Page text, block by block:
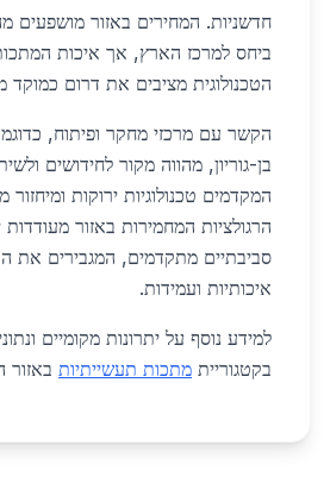
חדשניות. המחירים באזור מושפעים
ביחס למרכז הארץ, אך איכות
הטכנולוגית מציבים את דרום
הקשר עם מרכזי מחקר ופיתוח,
בן-גוריון, מהווה מקור לחידושים
המקדמים טכנולוגיות ירוקות
הרגולציות המחמירות באזור מעודדות
סביבתיים מתקדמים, המגבירים את
איכותיות ועמידות.
למידע נוסף על יתרונות מקומיים
בקטגוריית מתכות תעשייתיות באזור